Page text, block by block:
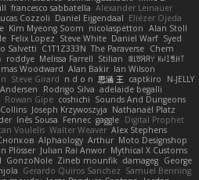
francesco sabbatella Alexander Leinauer
Cozzoli Daniel Eijgendaal Eliézer Ojeda
Kim Myeong Soom nicolaspetton Alan Stoll
Felix Lopez Steve White Daniel Warf Syed
Salvetti C1T1Z333N The Paraverse Chem
roddye Melissa Farrell Stilian ꌃ꒒ꀎꋪꋪꌩ ꀘꈤꀤꁅꃅ꓄
Woodward Alan Bakir Ian Wilson
Steve Girard n d o n 思涵 王 captkiro
N-JELLY
Rodrigo Silva adelaide begalli
Rowan Gipe coshichi Sounds And Dungeons
Joseph Krzywoszyja Nathanaël Platz
Inês Sousa Fennec gaggle Digital Prophet
Voulelis Walter Weaver Alex Stephens
Alphaology Arthur Moto Designshop
Plösser Julian Rai Anwor Mythical X Customs
GonzoNole Zineb mounfik damageg George
Gerardo Quiros Sanchez Samuel Benning